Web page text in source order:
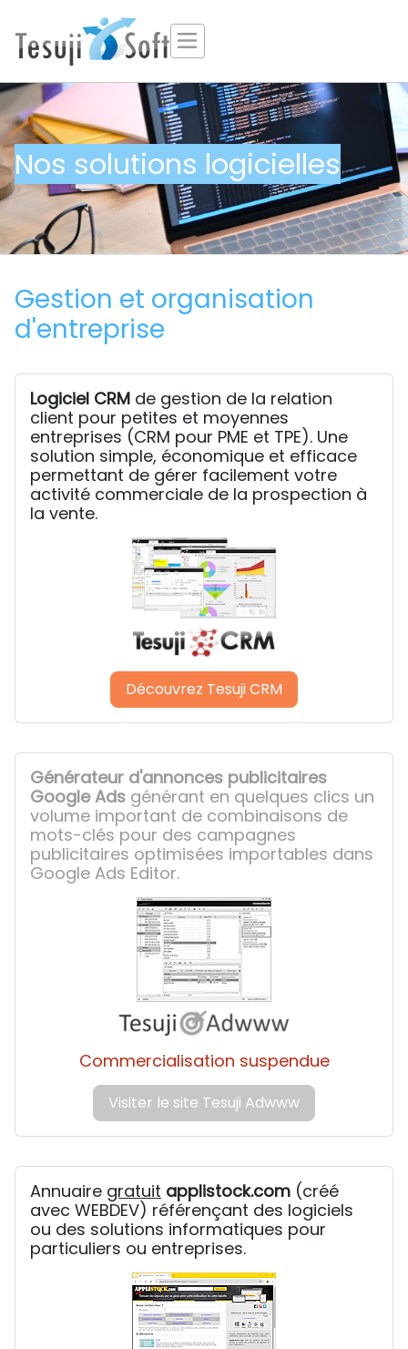
Nos solutions logicielles
Gestion et organisation
d'entreprise
Logiciel CRM de gestion de la relation
client pour petites et moyennes
entreprises (CRM pour PME et TPE). Une
solution simple, économique et efficace
permettant de gérer facilement votre
activité commerciale de la prospection à
la vente.
Découvrez Tesuji CRM
Générateur d'annonces publicitaires
Google Ads générant en quelques clics un
volume important de combinaisons de
mots-clés pour des campagnes
publicitaires optimisées importables dans
Google Ads Editor.
Commercialisation suspendue
Visiter le site Tesuji Adwww
Annuaire gratuit applistock.com (créé
avec WEBDEV) référençant des logiciels
ou des solutions informatiques pour
particuliers ou entreprises.